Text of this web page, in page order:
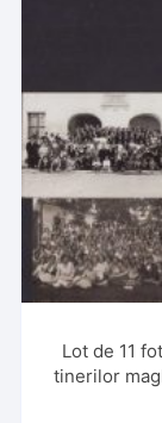
Lot de 11
tinerilor
anii 1925-